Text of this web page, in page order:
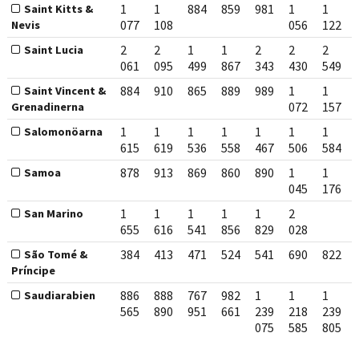
Saint Kitts &
Nevis
1
077
1
108
884 859 981
1
056
1
122
Saint Lucia
2
061
2
095
1
499
1
867
2
343
2
430
2
549
Saint Vincent &
Grenadinerna
884 910 865 889 989
1
072
1
157
Salomonöarna
1
615
1
619
1
536
1
558
1
467
1
506
1
584
Samoa 878 913 869 860 890
1
045
1
176
San Marino
1
655
1
616
1
541
1
856
1
829
2
028
São Tomé &
Príncipe
384 413 471 524 541 690 822
Saudiarabien
886
565
888
890
767
951
982
661
1
239
075
1
218
585
1
239
805